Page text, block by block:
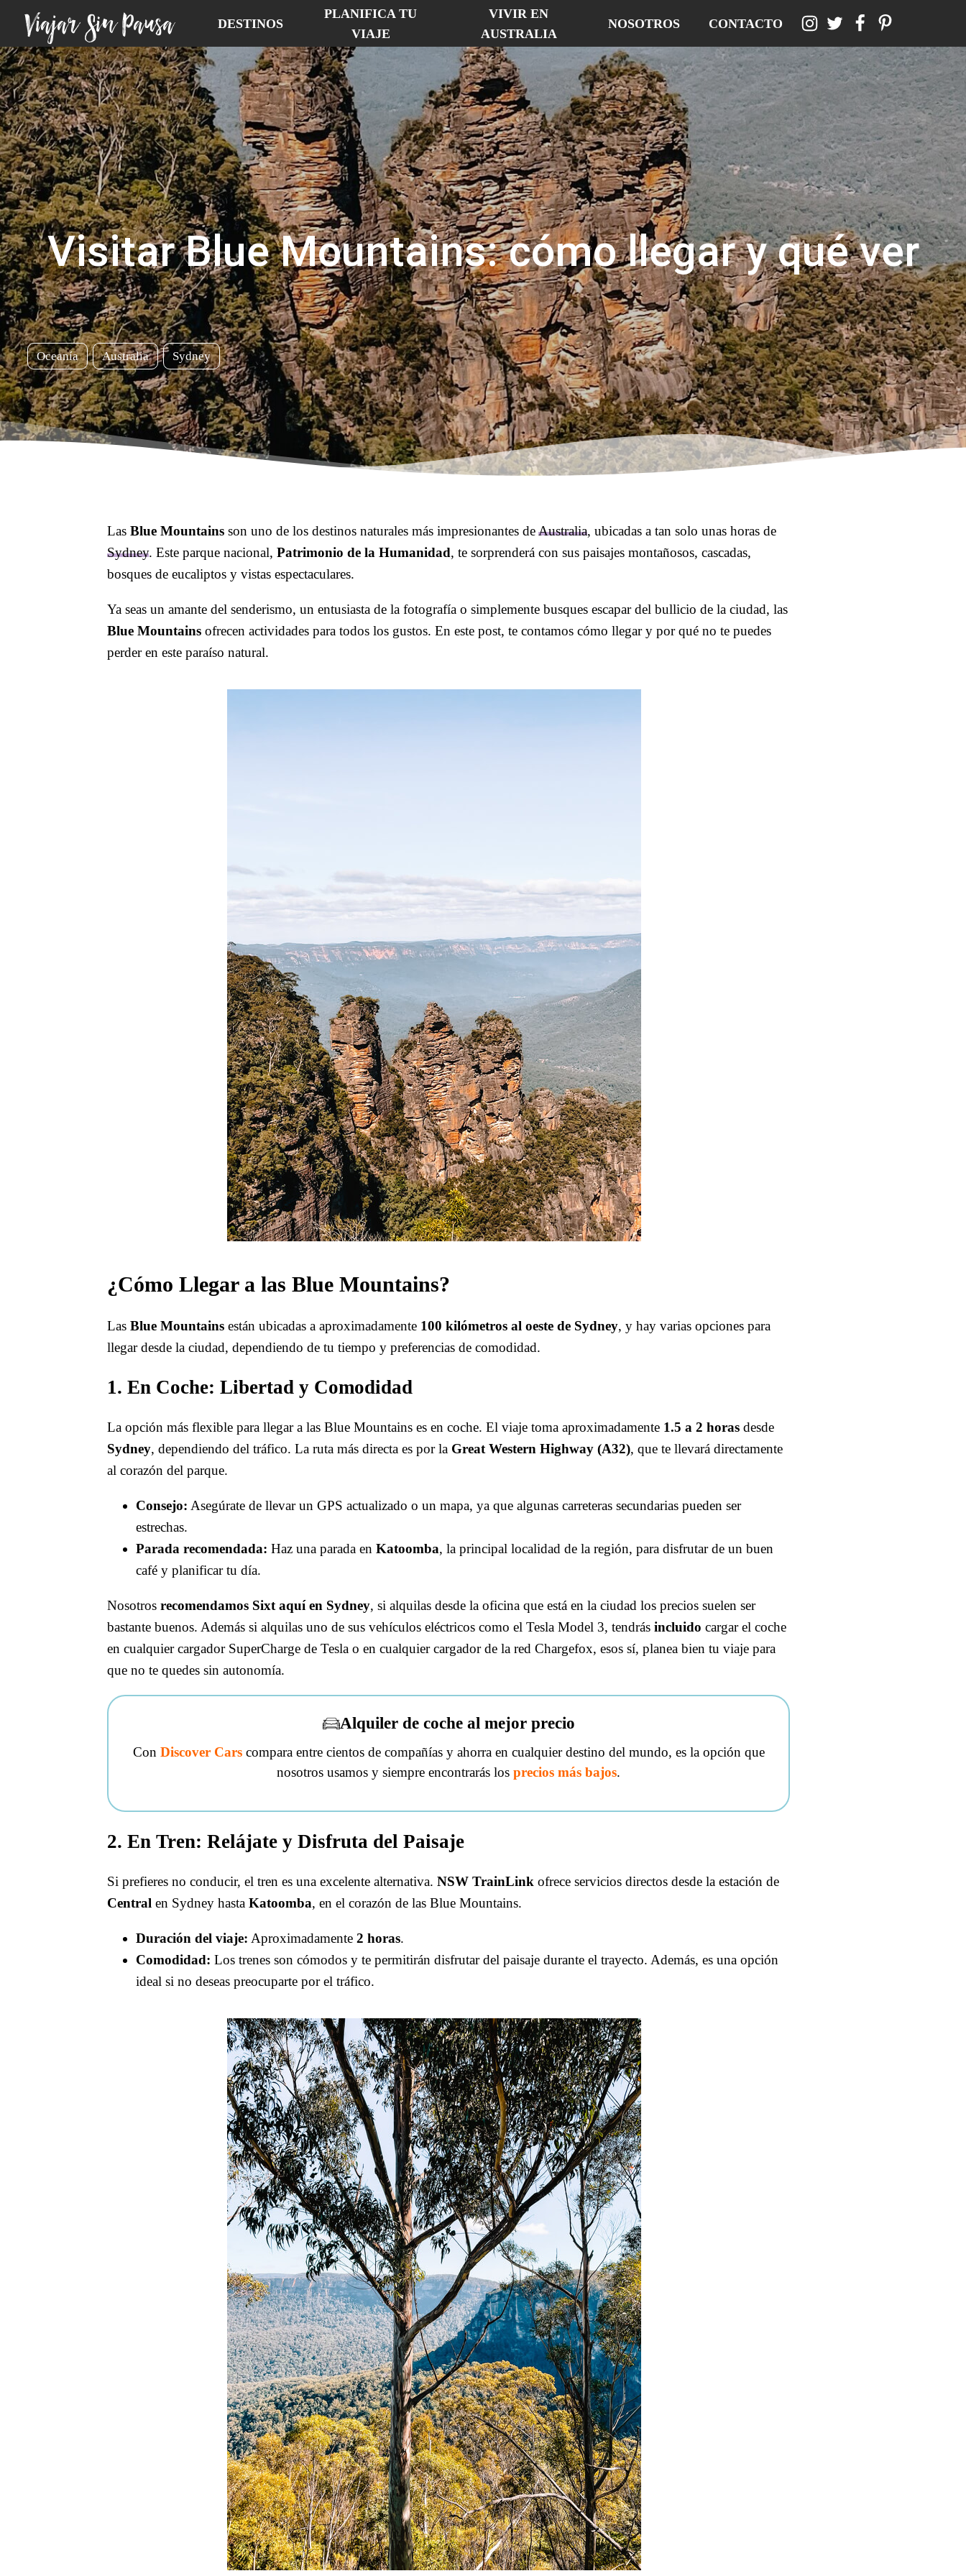
Viajar Sin Pausa DESTINOS
PLANIFICA TU
VIAJE
VIVIR EN
AUSTRALIA
NOSOTROS CONTACTO
Oceanía Australia Sydney
Visitar Blue Mountains: cómo llegar y qué ver
Las Blue Mountains son uno de los destinos naturales más impresionantes deAustralia, ubicadas a tan solo unas horas de
Sydney. Este parque nacional, Patrimonio de la Humanidad, te sorprenderá con sus paisajes montañosos, cascadas,
bosques de eucaliptos y vistas espectaculares.
Ya seas un amante del senderismo, un entusiasta de la fotografía o simplemente busques escapar del bullicio de la ciudad, las
Blue Mountains ofrecen actividades para todos los gustos. En este post, te contamos cómo llegar y por qué no te puedes
perder en este paraíso natural.
¿Cómo Llegar a las Blue Mountains?
Las Blue Mountains están ubicadas a aproximadamente 100 kilómetros al oeste de Sydney, y hay varias opciones para
llegar desde la ciudad, dependiendo de tu tiempo y preferencias de comodidad.
1. En Coche: Libertad y Comodidad
La opción más flexible para llegar a las Blue Mountains es en coche. El viaje toma aproximadamente 1.5 a 2 horas desde
Sydney, dependiendo del tráfico. La ruta más directa es por la Great Western Highway (A32), que te llevará directamente
al corazón del parque.
Consejo: Asegúrate de llevar un GPS actualizado o un mapa, ya que algunas carreteras secundarias pueden ser
estrechas.
Parada recomendada: Haz una parada en Katoomba, la principal localidad de la región, para disfrutar de un buen
café y planificar tu día.
Nosotros recomendamos Sixt aquí en Sydney, si alquilas desde la oficina que está en la ciudad los precios suelen ser
bastante buenos. Además si alquilas uno de sus vehículos eléctricos como el Tesla Model 3, tendrás incluido cargar el coche
en cualquier cargador SuperCharge de Tesla o en cualquier cargador de la red Chargefox, esos sí, planea bien tu viaje para
que no te quedes sin autonomía.
Alquiler de coche al mejor precio
Con Discover Carscompara entre cientos de compañías y ahorra en cualquier destino del mundo, es la opción que
nosotros usamos y siempre encontrarás los precios más bajos.
2. En Tren: Relájate y Disfruta del Paisaje
Si prefieres no conducir, el tren es una excelente alternativa. NSW TrainLink ofrece servicios directos desde la estación de
Central en Sydney hasta Katoomba, en el corazón de las Blue Mountains.
Duración del viaje: Aproximadamente 2 horas.
Comodidad: Los trenes son cómodos y te permitirán disfrutar del paisaje durante el trayecto. Además, es una opción
ideal si no deseas preocuparte por el tráfico.